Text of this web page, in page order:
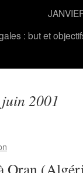
: but et
2001
Oran